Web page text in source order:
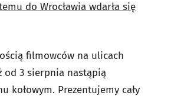
do Wrocławia wdarła się
filmowców na ulicach
od 3 sierpnia nastąpią
kołowym. Prezentujemy cały